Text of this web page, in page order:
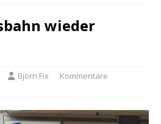
wieder
Björn Fix
Kommentare